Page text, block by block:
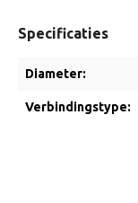
Specificaties
Diameter:
Verbindingstype: